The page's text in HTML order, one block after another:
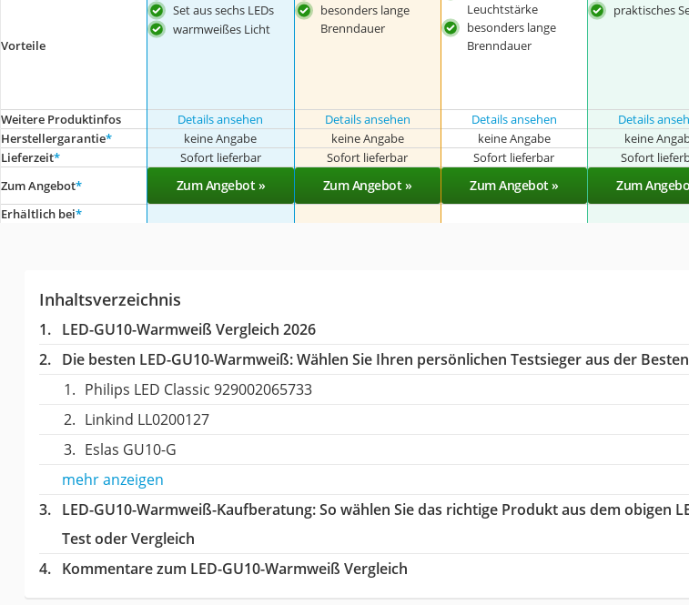
Vorteile
Set aus sechs LEDs
warmweißes Licht
besonders lange
Brenndauer
Leuchtstärke
besonders lange
Brenndauer
praktisches
Weitere Produktinfos Details ansehen Details ansehen Details ansehen Details
Herstellergarantie* keine Angabe keine Angabe keine Angabe keine
Lieferzeit* Sofort lieferbar Sofort lieferbar Sofort lieferbar Sofort
Zum Angebot* Zum Angebot » Zum Angebot » Zum Angebot » Zum
Erhältlich bei*
Inhaltsverzeichnis
LED-GU10-Warmweiß Vergleich 2026
Die besten LED-GU10-Warmweiß:Wählen Sie Ihren persönlichen Testsieger aus der
Philips LED Classic 929002065733
Linkind ‎LL0200127
Eslas GU10-G
mehr anzeigen
LED-GU10-Warmweiß-Kaufberatung: So wählen Sie das richtige Produkt aus dem obigen
Test oder Vergleich
Kommentare zum LED-GU10-Warmweiß Vergleich